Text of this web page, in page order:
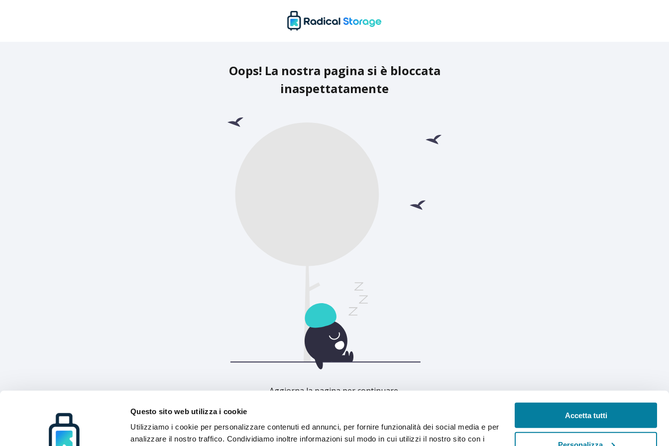
Questo sito web utilizza i cookie
Utilizziamo i cookie per personalizzare contenuti ed annunci, per fornire funzionalità dei social media e per
analizzare il nostro traffico. Condividiamo inoltre informazioni sul modo in cui utilizzi il nostro sito con i
Accetta tutti
Oops! La nostra pagina si è bloccata
inaspettatamente
Aggiorna la pagina per continuare.
Aggiorna